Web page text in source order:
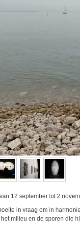
12 september tot 2
in vraag om in
milieu en de sporen die